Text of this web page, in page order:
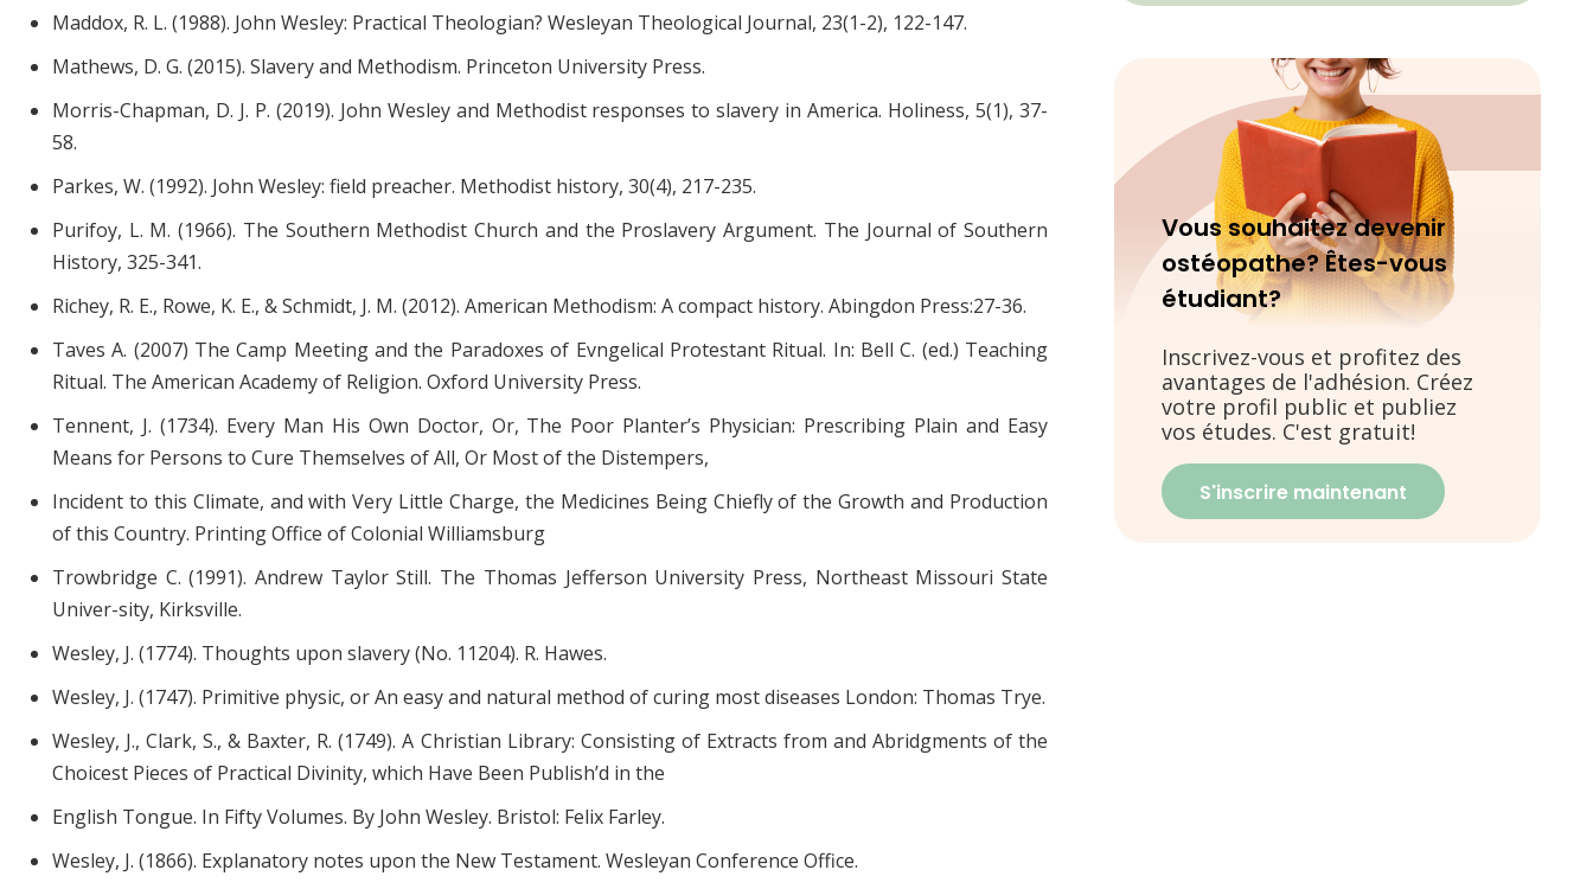
Maddox, R. L. (1988). John Wesley: Practical Theologian? Wesleyan Theological Journal, 23(1-2), 122-147.
Mathews, D. G. (2015). Slavery and Methodism. Princeton University Press.
Morris-Chapman, D. J. P. (2019). John Wesley and Methodist responses to slavery in America. Holiness, 5(1), 37-
58.
Parkes, W. (1992). John Wesley: field preacher. Methodist history, 30(4), 217-235.
Purifoy, L. M. (1966). The Southern Methodist Church and the Proslavery Argument. The Journal of Southern
History, 325-341.
Richey, R. E., Rowe, K. E., & Schmidt, J. M. (2012). American Methodism: A compact history. Abingdon Press:27-36.
Taves A. (2007) The Camp Meeting and the Paradoxes of Evngelical Protestant Ritual. In: Bell C. (ed.) Teaching
Ritual. The American Academy of Religion. Oxford University Press.
Tennent, J. (1734). Every Man His Own Doctor, Or, The Poor Planter’s Physician: Prescribing Plain and Easy
Means for Persons to Cure Themselves of All, Or Most of the Distempers,
Incident to this Climate, and with Very Little Charge, the Medicines Being Chiefly of the Growth and Production
of this Country. Printing Office of Colonial Williamsburg
Trowbridge C. (1991). Andrew Taylor Still. The Thomas Jefferson University Press, Northeast Missouri State
Univer-sity, Kirksville.
Wesley, J. (1774). Thoughts upon slavery (No. 11204). R. Hawes.
Wesley, J. (1747). Primitive physic, or An easy and natural method of curing most diseases London: Thomas Trye.
Wesley, J., Clark, S., & Baxter, R. (1749). A Christian Library: Consisting of Extracts from and Abridgments of the
Choicest Pieces of Practical Divinity, which Have Been Publish’d in the
English Tongue. In Fifty Volumes. By John Wesley. Bristol: Felix Farley.
Wesley, J. (1866). Explanatory notes upon the New Testament. Wesleyan Conference Office.
Vous souhaitez devenir
ostéopathe? Êtes-vous
étudiant?
Inscrivez-vous et profitez des
avantages de l'adhésion. Créez
votre profil public et publiez
vos études. C'est gratuit!
S'inscrire maintenant